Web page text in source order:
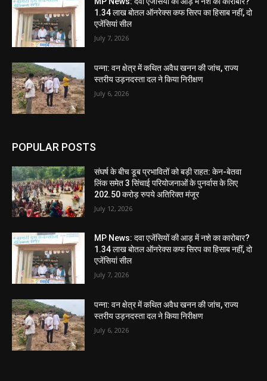
1.34 लाख बोतल ऑनरेक्स कफ सिरप का हिसाब नहीं, दो
एजेंसियां सील
July 7, 2026
पन्ना: वन क्षेत्र में कथित अवैध खनन की जांच, राज्य
स्तरीय उड़नदस्ता दल ने किया निरीक्षण
July 6, 2026
POPULAR POSTS
संघर्ष के बीच डूब प्रभावितों को बड़ी राहत: केन-बेतवा
लिंक समेत 3 सिंचाई परियोजनाओं के पुनर्वास के लिए
202.50 करोड़ रुपये अतिरिक्त मंजूर
July 12, 2026
MP News: दवा एजेंसियों की आड़ में नशे का कारोबार?
1.34 लाख बोतल ऑनरेक्स कफ सिरप का हिसाब नहीं, दो
एजेंसियां सील
July 7, 2026
पन्ना: वन क्षेत्र में कथित अवैध खनन की जांच, राज्य
स्तरीय उड़नदस्ता दल ने किया निरीक्षण
July 6, 2026